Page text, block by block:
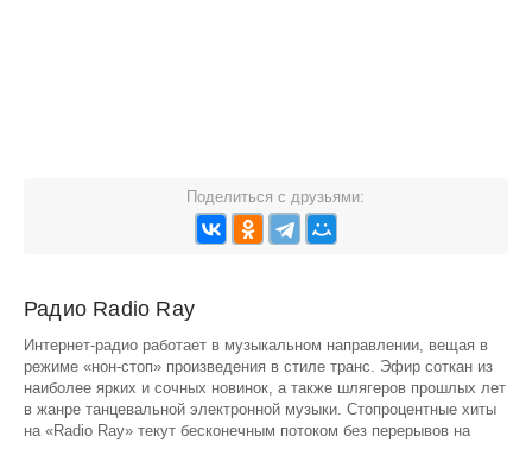
Поделиться с друзьями:
Радио Radio Ray
Интернет-радио работает в музыкальном направлении, вещая в
режиме «нон-стоп» произведения в стиле транс. Эфир соткан из
наиболее ярких и сочных новинок, а также шлягеров прошлых лет
в жанре танцевальной электронной музыки. Стопроцентные хиты
на «Radio Ray» текут бесконечным потоком без перерывов на